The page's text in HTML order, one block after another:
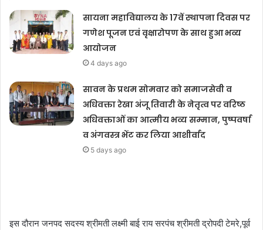
सायना महाविद्यालय के 17वें स्थापना दिवस पर
गणेश पूजन एवं वृक्षारोपण के साथ हुआ भव्य
आयोजन
4 days ago
सावन के प्रथम सोमवार को समाजसेवी व
अधिवक्ता रेखा अंजू तिवारी के नेतृत्व पर वरिष्ठ
अधिवक्ताओं का आत्मीय भव्य सम्मान, पुष्पवर्षा
व अंगवस्त्र भेंट कर लिया आशीर्वाद
5 days ago
इस दौरान जनपद सदस्य श्रीमती लक्ष्मी बाई राय सरपंच श्रीमती द्रोपदी टेमरे,पूर्व